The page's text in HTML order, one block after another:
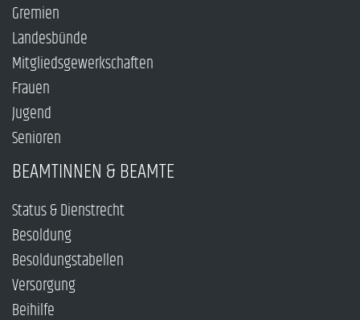
Gremien
Landesbünde
Mitgliedsgewerkschaften
Frauen
Jugend
Senioren
BEAMTINNEN & BEAMTE
Status & Dienstrecht
Besoldung
Besoldungstabellen
Versorgung
Beihilfe